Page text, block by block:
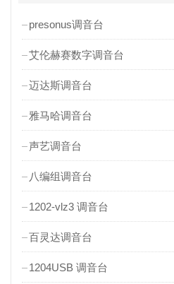
presonus调音台
艾伦赫赛数字调音台
迈达斯调音台
雅马哈调音台
声艺调音台
八编组调音台
1202-vlz3 调音台
百灵达调音台
1204USB 调音台